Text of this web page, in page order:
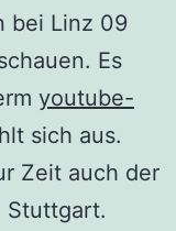
bei Linz 09
Es
youtube-
sich aus.
Zeit auch der
Stuttgart.